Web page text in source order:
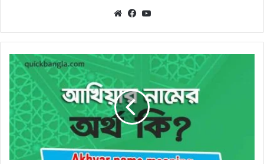
WebsiteFacebook
আখিয়ার
নামের
অর্থ
কি?
সঠিক
জানুন
(Akhiar
name
meaning)